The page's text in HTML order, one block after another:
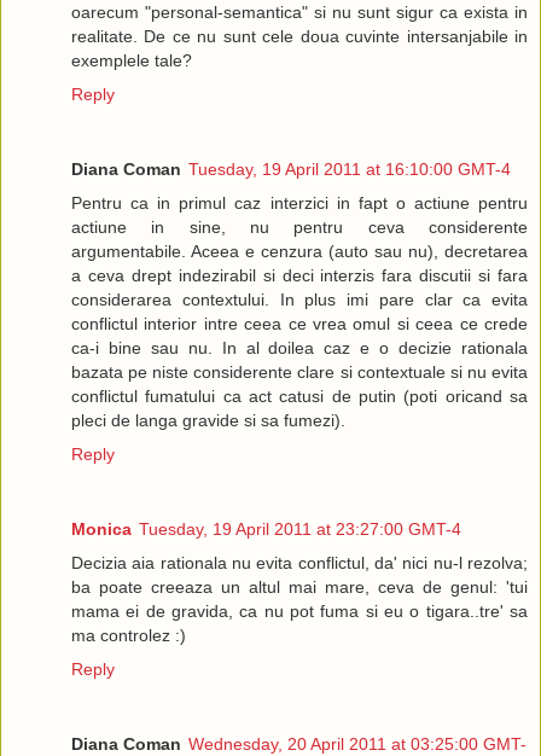
oarecum "personal-semantica" si nu sunt sigur ca exista in
realitate. De ce nu sunt cele doua cuvinte intersanjabile in
exemplele tale?
Reply
Diana Coman Tuesday, 19 April 2011 at 16:10:00 GMT-4
Pentru ca in primul caz interzici in fapt o actiune pentru
actiune in sine, nu pentru ceva considerente
argumentabile. Aceea e cenzura (auto sau nu), decretarea
a ceva drept indezirabil si deci interzis fara discutii si fara
considerarea contextului. In plus imi pare clar ca evita
conflictul interior intre ceea ce vrea omul si ceea ce crede
ca-i bine sau nu. In al doilea caz e o decizie rationala
bazata pe niste considerente clare si contextuale si nu evita
conflictul fumatului ca act catusi de putin (poti oricand sa
pleci de langa gravide si sa fumezi).
Reply
Monica Tuesday, 19 April 2011 at 23:27:00 GMT-4
Decizia aia rationala nu evita conflictul, da' nici nu-l rezolva;
ba poate creeaza un altul mai mare, ceva de genul: 'tui
mama ei de gravida, ca nu pot fuma si eu o tigara..tre' sa
ma controlez :)
Reply
Diana Coman Wednesday, 20 April 2011 at 03:25:00 GMT-